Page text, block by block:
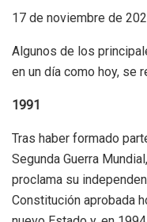
17 de noviembre de
Algunos de los
en un día como hoy, se
1991
Tras haber formado
Segunda Guerra
proclama su
Constitución aprobada